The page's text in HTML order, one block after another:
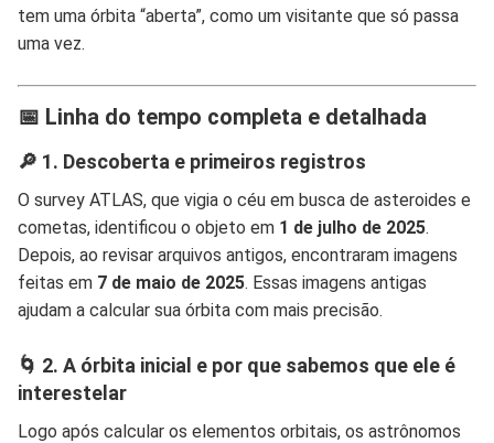
tem uma órbita “aberta”, como um visitante que só passa
uma vez.
📅 Linha do tempo completa e detalhada
🔎 1. Descoberta e primeiros registros
O survey ATLAS, que vigia o céu em busca de asteroides e
cometas, identificou o objeto em 1 de julho de 2025.
Depois, ao revisar arquivos antigos, encontraram imagens
feitas em 7 de maio de 2025. Essas imagens antigas
ajudam a calcular sua órbita com mais precisão.
🌀 2. A órbita inicial e por que sabemos que ele é
interestelar
Logo após calcular os elementos orbitais, os astrônomos